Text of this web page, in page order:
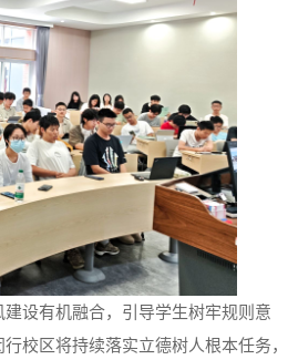
设有机融合，引导学生树牢规则意
校区将持续落实立德树人根本任务，